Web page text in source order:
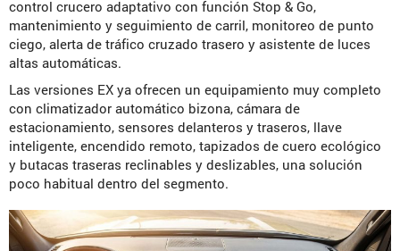
control crucero adaptativo con función Stop & Go,
mantenimiento y seguimiento de carril, monitoreo de punto
ciego, alerta de tráfico cruzado trasero y asistente de luces
altas automáticas.
Las versiones EX ya ofrecen un equipamiento muy completo
con climatizador automático bizona, cámara de
estacionamiento, sensores delanteros y traseros, llave
inteligente, encendido remoto, tapizados de cuero ecológico
y butacas traseras reclinables y deslizables, una solución
poco habitual dentro del segmento.